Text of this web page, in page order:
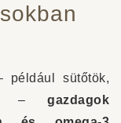
például sütőtök,
– gazdagok